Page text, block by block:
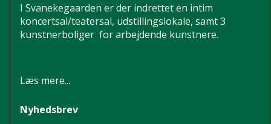
I Svanekegaarden er der indrettet en intim
koncertsal/teatersal, udstillingslokale, samt 3
kunstnerboliger for arbejdende kunstnere.
Læs mere...
Nyhedsbrev